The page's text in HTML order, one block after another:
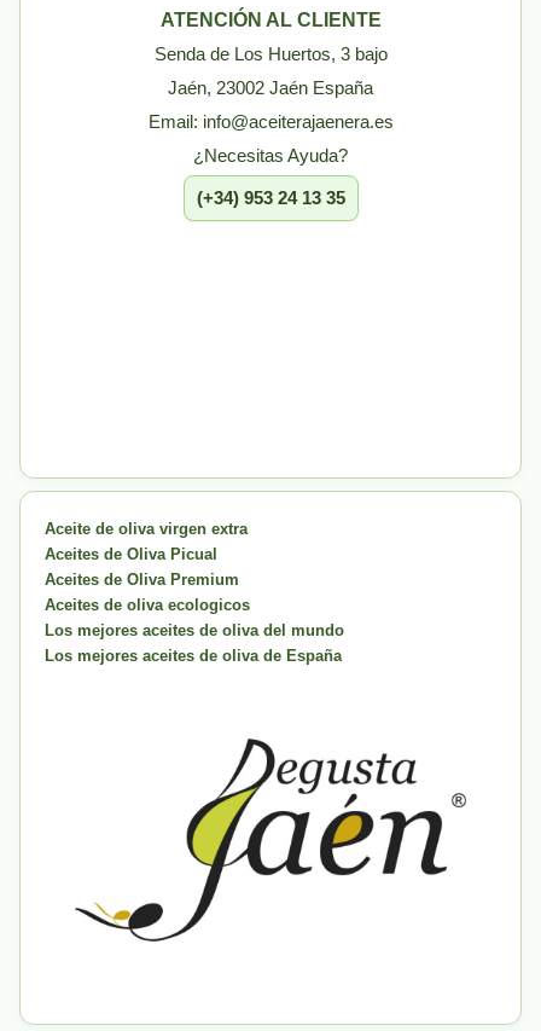
ATENCIÓN AL CLIENTE
Senda de Los Huertos, 3 bajo
Jaén, 23002 Jaén España
Email: info@aceiterajaenera.es
¿Necesitas Ayuda?
(+34) 953 24 13 35
Aceite de oliva virgen extra
Aceites de Oliva Picual
Aceites de Oliva Premium
Aceites de oliva ecologicos
Los mejores aceites de oliva del mundo
Los mejores aceites de oliva de España